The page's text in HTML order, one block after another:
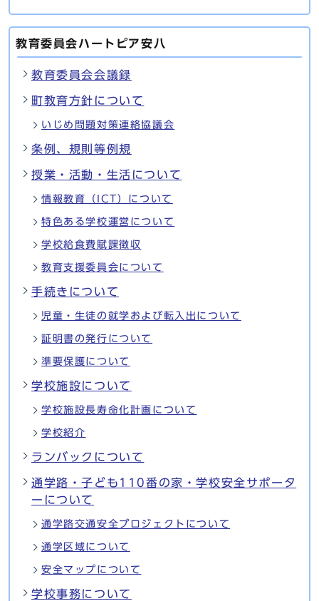
教育委員会ハートピア安八
教育委員会会議録
町教育方針について
いじめ問題対策連絡協議会
条例、規則等例規
授業・活動・生活について
情報教育（ICT）について
特色ある学校運営について
学校給食費賦課徴収
教育支援委員会について
手続きについて
児童・生徒の就学および転入出について
証明書の発行について
準要保護について
学校施設について
学校施設長寿命化計画について
学校紹介
ランバックについて
通学路・子ども110番の家・学校安全サポータ
ーについて
通学路交通安全プロジェクトについて
通学区域について
安全マップについて
学校事務について